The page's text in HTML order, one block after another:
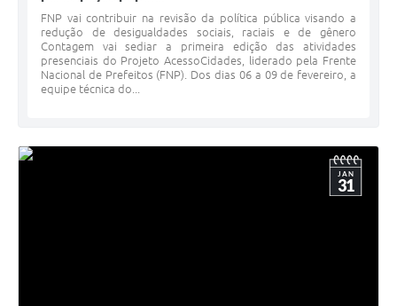
FNP vai contribuir na revisão da política pública visando a
redução de desigualdades sociais, raciais e de gênero
Contagem vai sediar a primeira edição das atividades
presenciais do Projeto AcessoCidades, liderado pela Frente
Nacional de Prefeitos (FNP). Dos dias 06 a 09 de fevereiro, a
equipe técnica do...
JAN
31